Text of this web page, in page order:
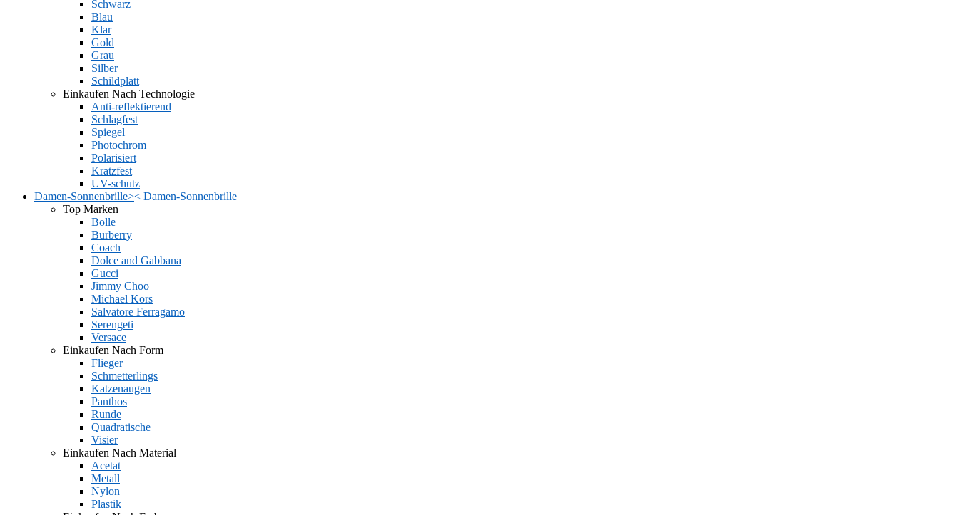
Schwarz
Blau
Klar
Gold
Grau
Silber
Schildplatt
Einkaufen Nach Technologie
Anti-reflektierend
Schlagfest
Spiegel
Photochrom
Polarisiert
Kratzfest
UV-schutz
Damen-Sonnenbrille>< Damen-Sonnenbrille
Top Marken
Bolle
Burberry
Coach
Dolce and Gabbana
Gucci
Jimmy Choo
Michael Kors
Salvatore Ferragamo
Serengeti
Versace
Einkaufen Nach Form
Flieger
Schmetterlings
Katzenaugen
Panthos
Runde
Quadratische
Visier
Einkaufen Nach Material
Acetat
Metall
Nylon
Plastik